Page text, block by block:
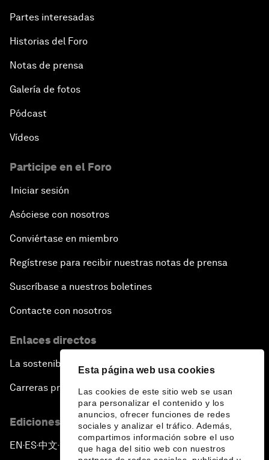
Esta página web usa cookies
Las cookies de este sitio web se usan
para personalizar el contenido y los
anuncios, ofrecer funciones de redes
sociales y analizar el tráfico. Además,
compartimos información sobre el uso
que haga del sitio web con nuestros
Partes interesadas
Historias del Foro
Notas de prensa
Galería de fotos
Pódcast
Vídeos
Participe en el Foro
Iniciar sesión
Asóciese con nosotros
Conviértase en miembro
Regístrese para recibir nuestras notas de prensa
Suscríbase a nuestros boletines
Contacte con nosotros
Enlaces directos
La sostenibilidad en el Foro
Carreras profesionales
Ediciones en otros idiomas
EN ▪ES▪中文▪ 日本語